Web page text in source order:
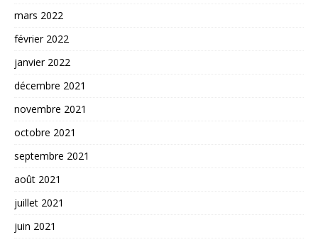
mars 2022
février 2022
janvier 2022
décembre 2021
novembre 2021
octobre 2021
septembre 2021
août 2021
juillet 2021
juin 2021